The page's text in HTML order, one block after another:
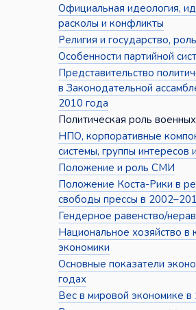
Официальная идеология,
расколы и конфликты
Религия и государство,
Особенности партийной
Представительство
в Законодательной
2010 года
Политическая роль
НПО, корпоративные
системы, группы интересов
Положение и роль СМИ
Положение Коста-Рики в
свободы прессы в
Гендерное равенство/
Национальное хозяйство в
экономики
Основные показатели
годах
Вес в мировой экономике